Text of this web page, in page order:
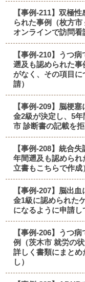
【事例-211】双極
られた事例（枚方市
オンラインで訪問看
【事例-210】うつ
遡及も認められた
がなく、その項目
請）
【事例-209】脳梗
金2級が決定し、5
市 診断書の記載を
【事例-208】統合
年間遡及も認めら
立書もこちらで作成
【事例-207】脳出
金1級に認められた
になるように申請し
【事例-206】うつ
例（茨木市 就労の
詳しく書類にまと
し）